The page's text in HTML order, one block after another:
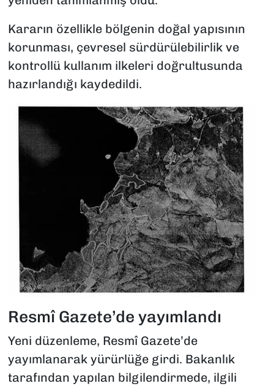
Kararın özellikle bölgenin doğal yapısının
korunması, çevresel sürdürülebilirlik ve
kontrollü kullanım ilkeleri doğrultusunda
hazırlandığı kaydedildi.
Resmî Gazete’de yayımlandı
Yeni düzenleme, Resmî Gazete’de
yayımlanarak yürürlüğe girdi. Bakanlık
tarafından yapılan bilgilendirmede, ilgili